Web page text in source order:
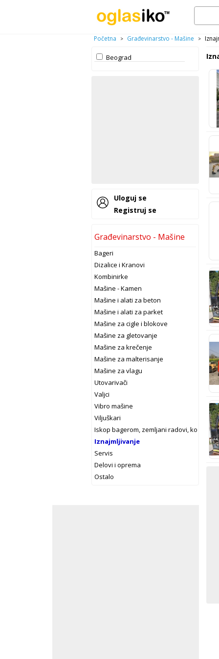
Početna > Građevinarstvo - Mašine >
Beograd
Uloguj se
Registruj se
Građevinarstvo - Mašine
Bageri
Dizalice i Kranovi
Kombinirke
Mašine - Kamen
Mašine i alati za beton
Mašine i alati za parket
Mašine za cigle i blokove
Mašine za gletovanje
Mašine za krečenje
Mašine za malterisanje
Mašine za vlagu
Utovarivači
Valjci
Vibro mašine
Viljuškari
Iskop bagerom, zemljani radovi, kopanje
Iznajmljivanje
Servis
Delovi i oprema
Ostalo